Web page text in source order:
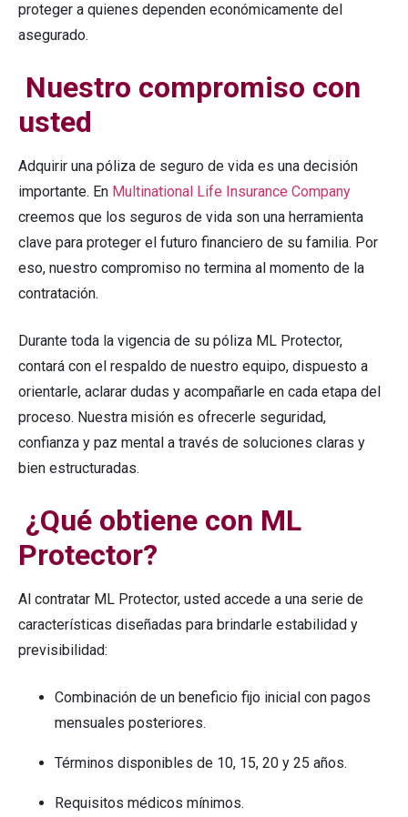
proteger a quienes dependen económicamente del
asegurado.
Nuestro compromiso con
usted
Adquirir una póliza de seguro de vida es una decisión
importante. En Multinational Life Insurance Company
creemos que los seguros de vida son una herramienta
clave para proteger el futuro financiero de su familia. Por
eso, nuestro compromiso no termina al momento de la
contratación.
Durante toda la vigencia de su póliza ML Protector,
contará con el respaldo de nuestro equipo, dispuesto a
orientarle, aclarar dudas y acompañarle en cada etapa del
proceso. Nuestra misión es ofrecerle seguridad,
confianza y paz mental a través de soluciones claras y
bien estructuradas.
¿Qué obtiene con ML
Protector?
Al contratar ML Protector, usted accede a una serie de
características diseñadas para brindarle estabilidad y
previsibilidad:
Combinación de un beneficio fijo inicial con pagos
mensuales posteriores.
Términos disponibles de 10, 15, 20 y 25 años.
Requisitos médicos mínimos.